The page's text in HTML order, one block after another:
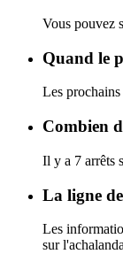
Vous pouvez
Quand le
Les
Combien
Il y a 7 arrêts
La ligne
Les
sur